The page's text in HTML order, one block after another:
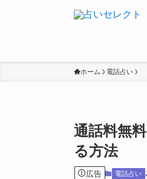
ホーム 電話占い
通話料無
る方法
広告 電話占い